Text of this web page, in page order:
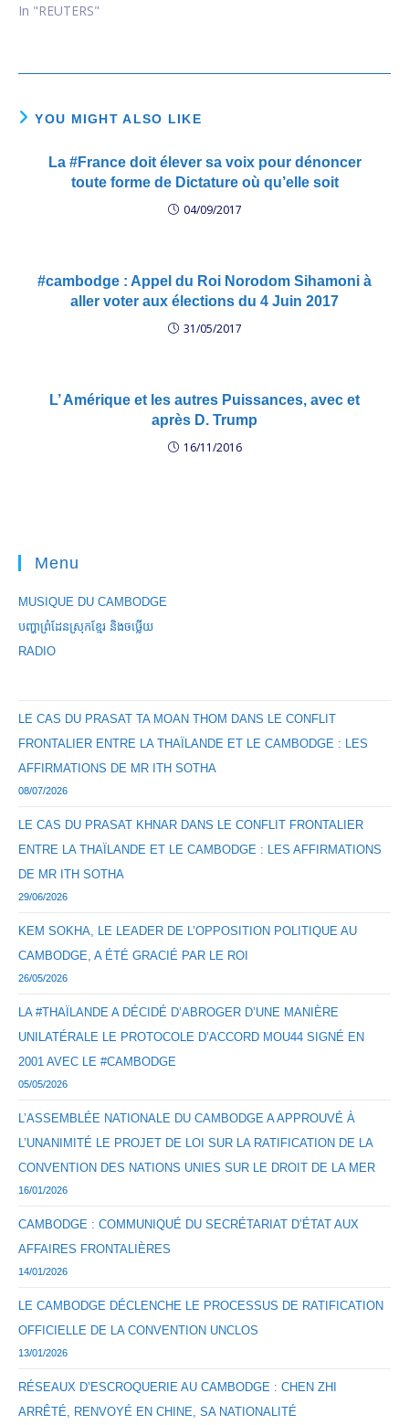
In "REUTERS"
YOU MIGHT ALSO LIKE
La #France doit élever sa voix pour dénoncer
toute forme de Dictature où qu’elle soit
04/09/2017
#cambodge : Appel du Roi Norodom Sihamoni à
aller voter aux élections du 4 Juin 2017
31/05/2017
L’ Amérique et les autres Puissances, avec et
après D. Trump
16/11/2016
Menu
MUSIQUE DU CAMBODGE
បញ្ហាព្រំដែនស្រុកខ្មែរ និងចឞ្លើយ
RADIO
LE CAS DU PRASAT TA MOAN THOM DANS LE CONFLIT
FRONTALIER ENTRE LA THAÏLANDE ET LE CAMBODGE : LES
AFFIRMATIONS DE MR ITH SOTHA
08/07/2026
LE CAS DU PRASAT KHNAR DANS LE CONFLIT FRONTALIER
ENTRE LA THAÏLANDE ET LE CAMBODGE : LES AFFIRMATIONS
DE MR ITH SOTHA
29/06/2026
KEM SOKHA, LE LEADER DE L’OPPOSITION POLITIQUE AU
CAMBODGE, A ÉTÉ GRACIÉ PAR LE ROI
26/05/2026
LA #THAÏLANDE A DÉCIDÉ D’ABROGER D’UNE MANIÈRE
UNILATÉRALE LE PROTOCOLE D’ACCORD MOU44 SIGNÉ EN
2001 AVEC LE #CAMBODGE
05/05/2026
L’ASSEMBLÉE NATIONALE DU CAMBODGE A APPROUVÉ À
L’UNANIMITÉ LE PROJET DE LOI SUR LA RATIFICATION DE LA
CONVENTION DES NATIONS UNIES SUR LE DROIT DE LA MER
16/01/2026
CAMBODGE : COMMUNIQUÉ DU SECRÉTARIAT D’ÉTAT AUX
AFFAIRES FRONTALIÈRES
14/01/2026
LE CAMBODGE DÉCLENCHE LE PROCESSUS DE RATIFICATION
OFFICIELLE DE LA CONVENTION UNCLOS
13/01/2026
RÉSEAUX D’ESCROQUERIE AU CAMBODGE : CHEN ZHI
ARRÊTÉ, RENVOYÉ EN CHINE, SA NATIONALITÉ